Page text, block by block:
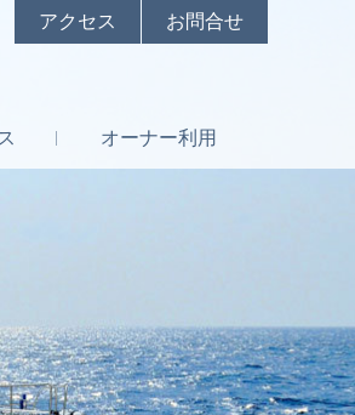
オーナー利用
アクセス お問合せ